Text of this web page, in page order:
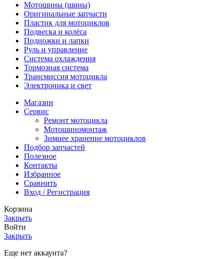
Мотошины (шины)
Оригинальные запчасти
Пластик для мотоциклов
Подвеска и колёса
Подножки и лапки
Руль и управление
Система охлаждения
Тормозная система
Трансмиссия мотоцикла
Электроника и свет
Магазин
Сервис
Ремонт мотоцикла
Мотошиномонтаж
Зимнее хранение мотоциклов
Подбор запчастей
Полезное
Контакты
Избранное
Сравнить
Вход / Регистрация
Корзина
Закрыть
Войти
Закрыть
Еще нет аккаунта?